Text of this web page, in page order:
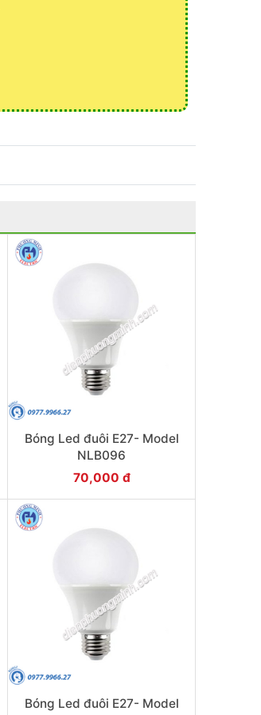
Bóng Led đuôi E27- Model
NLB096
70,000 đ
Bóng Led đuôi E27- Model